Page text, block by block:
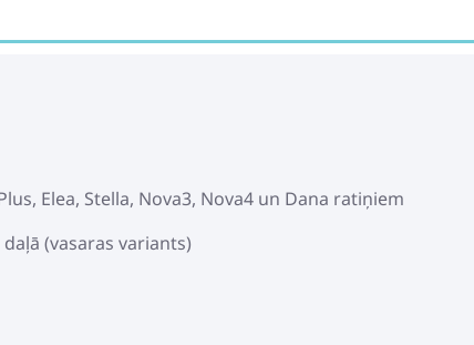
Elea, Stella, Nova3, Nova4 un Dana ratiņiem
(vasaras variants)